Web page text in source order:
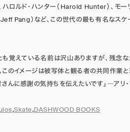
ロルド・ハンター（Harold Hunter）、モー
Jeff Pang）など、この世代の最も有名なス
も覚えている名前は沢山ありますが、残念
このイメージは被写体と観る者の共同作業
さんに感謝の気持ちを伝えたいです」―アリ
,Skate,DASHWOOD BOOKS